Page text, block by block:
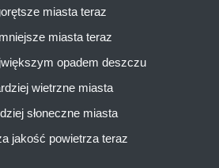
miasta teraz
miasta teraz
opadem deszczu
wietrzne miasta
słoneczne miasta
jakość powietrza teraz